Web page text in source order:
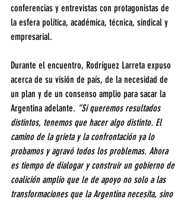
conferencias y entrevistas con protagonistas de
la esfera política, académica, técnica, sindical y
empresarial.
Durante el encuentro, Rodríguez Larreta expuso
acerca de su visión de país, de la necesidad de
un plan y de un consenso amplio para sacar la
Argentina adelante. “Si queremos resultados
distintos, tenemos que hacer algo distinto. El
camino de la grieta y la confrontación ya lo
probamos y agravó todos los problemas. Ahora
es tiempo de dialogar y construir un gobierno de
coalición amplio que le de apoyo no solo a las
transformaciones que la Argentina necesita, sino